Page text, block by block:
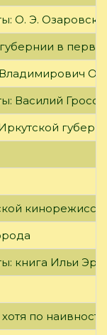
О. Э.
в
Василий
книга Ильи
по